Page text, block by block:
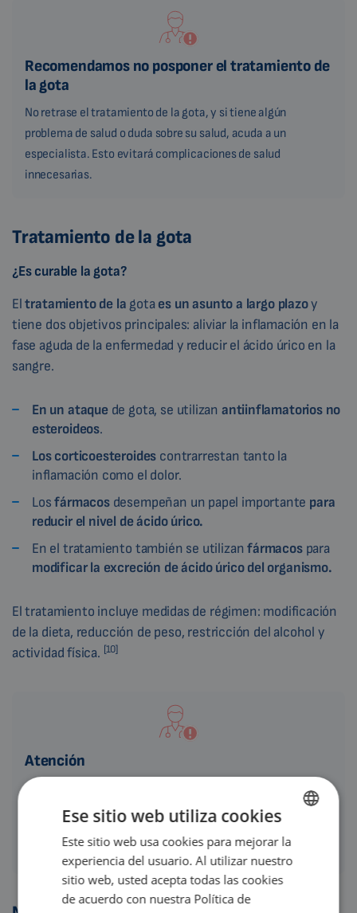
Recomendamos no posponer el tratamiento de
la gota
No retrase el tratamiento de la gota, y si tiene algún
problema de salud o duda sobre su salud, acuda a un
especialista. Esto evitará complicaciones de salud
innecesarias.
Tratamiento de la gota
¿Es curable la gota?
Eltratamiento de lagotaes un asunto a largo plazoy
tiene dos objetivos principales: aliviar la inflamación en la
fase aguda de la enfermedad y reducir el ácido úrico en la
sangre.
En un ataque de gota, se utilizan antiinflamatorios no
esteroideos.
Los corticoesteroides contrarrestan tanto la
inflamación como el dolor.
Losfármacosdesempeñan un papel importante para
reducir el nivel de ácido úrico.
En el tratamiento también se utilizan fármacospara
modificar la excreción de ácido úrico del organismo.
El tratamiento incluye medidas de régimen: modificación
de la dieta, reducción de peso, restricción del alcohol y
actividad física. [10]
Atención
El tratamiento de la gota sólo puede determinarlo su médico
tras considerar su estado de salud general. Por lo tanto, no
puede ser determinado por un médico.
ENGLISH
DUTCH
GERMAN
Ese sitio web utiliza cookies
Este sitio web usa cookies para mejorar la
experiencia del usuario. Al utilizar nuestro
sitio web, usted acepta todas las cookies
de acuerdo con nuestra Política de